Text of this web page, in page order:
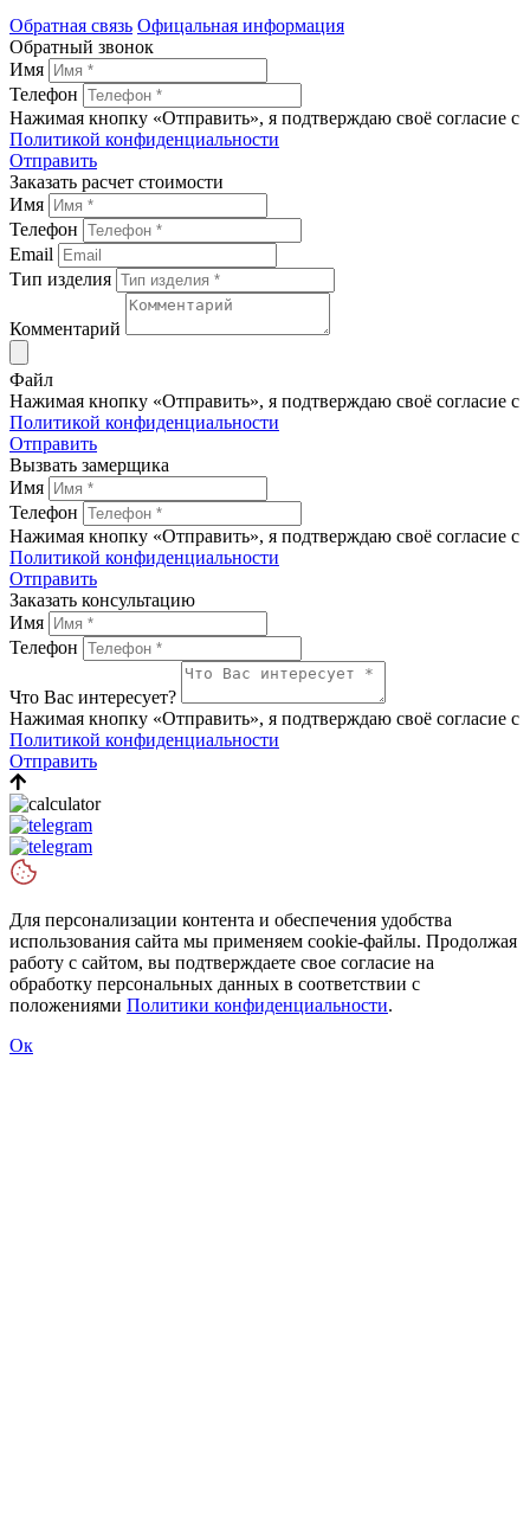
Обратная связь Офицальная информация
Обратный звонок
Имя
Телефон
Нажимая кнопку «Отправить», я подтверждаю своё согласие с
Политикой конфиденциальности
Отправить
Заказать расчет стоимости
Имя
Телефон
Email
Тип изделия
Комментарий
Файл
Нажимая кнопку «Отправить», я подтверждаю своё согласие с
Политикой конфиденциальности
Отправить
Вызвать замерщика
Имя
Телефон
Нажимая кнопку «Отправить», я подтверждаю своё согласие с
Политикой конфиденциальности
Отправить
Заказать консультацию
Имя
Телефон
Что Вас интересует?
Нажимая кнопку «Отправить», я подтверждаю своё согласие с
Политикой конфиденциальности
Отправить
Для персонализации контента и обеспечения удобства
использования сайта мы применяем cookie-файлы. Продолжая
работу с сайтом, вы подтверждаете свое согласие на
обработку персональных данных в соответствии с
положениями Политики конфиденциальности.
Ок